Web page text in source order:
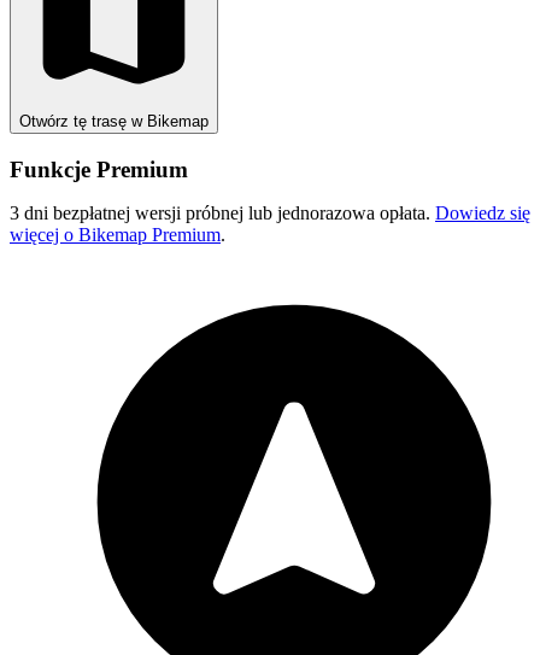
Otwórz tę trasę w Bikemap
Funkcje Premium
3 dni bezpłatnej wersji próbnej lub jednorazowa opłata. Dowiedz się
więcej o Bikemap Premium.